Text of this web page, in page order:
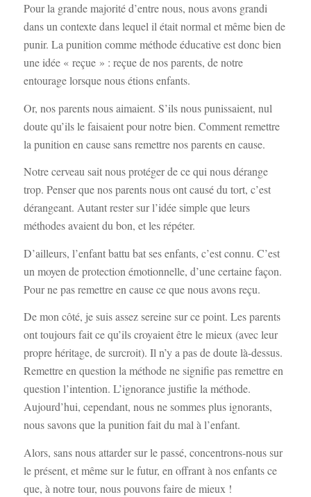
Pour la grande majorité d’entre nous, nous avons grandi
dans un contexte dans lequel il était normal et même bien de
punir. La punition comme méthode éducative est donc bien
une idée « reçue » : reçue de nos parents, de notre
entourage lorsque nous étions enfants.
Or, nos parents nous aimaient. S’ils nous punissaient, nul
doute qu’ils le faisaient pour notre bien. Comment remettre
la punition en cause sans remettre nos parents en cause.
Notre cerveau sait nous protéger de ce qui nous dérange
trop. Penser que nos parents nous ont causé du tort, c’est
dérangeant. Autant rester sur l’idée simple que leurs
méthodes avaient du bon, et les répéter.
D’ailleurs, l’enfant battu bat ses enfants, c’est connu. C’est
un moyen de protection émotionnelle, d’une certaine façon.
Pour ne pas remettre en cause ce que nous avons reçu.
De mon côté, je suis assez sereine sur ce point. Les parents
ont toujours fait ce qu’ils croyaient être le mieux (avec leur
propre héritage, de surcroit). Il n’y a pas de doute là-dessus.
Remettre en question la méthode ne signifie pas remettre en
question l’intention. L’ignorance justifie la méthode.
Aujourd’hui, cependant, nous ne sommes plus ignorants,
nous savons que la punition fait du mal à l’enfant.
Alors, sans nous attarder sur le passé, concentrons-nous sur
le présent, et même sur le futur, en offrant à nos enfants ce
que, à notre tour, nous pouvons faire de mieux !